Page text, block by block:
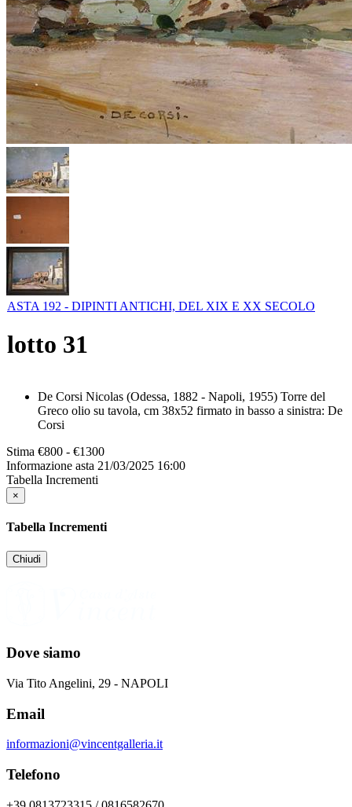
ASTA 192 - DIPINTI ANTICHI, DEL XIX E XX SECOLO
lotto 31
De Corsi Nicolas (Odessa, 1882 - Napoli, 1955) Torre del
Greco olio su tavola, cm 38x52 firmato in basso a sinistra: De
Corsi
Stima €800 - €1300
Informazione asta 21/03/2025 16:00
Tabella Incrementi
×
Tabella Incrementi
Chiudi
Dove siamo
Via Tito Angelini, 29 - NAPOLI
Email
informazioni@vincentgalleria.it
Telefono